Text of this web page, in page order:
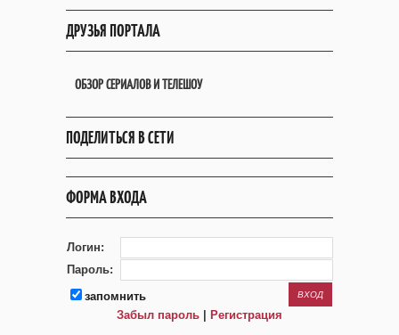
ДРУЗЬЯ ПОРТАЛА
ОБЗОР СЕРИАЛОВ И ТЕЛЕШОУ
ПОДЕЛИТЬСЯ В СЕТИ
ФОРМА ВХОДА
Логин:
Пароль:
запомнить
Забыл пароль | Регистрация